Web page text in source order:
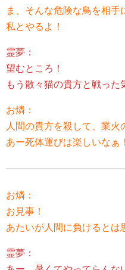
ま、そんな危険な鳥を相手
私とやるよ！
霊夢：
望むところ！
もう散々猫の貴方と戦った
お燐：
人間の貴方を殺して、業火
あー死体運びは楽しいなぁ！
お燐：
お見事！
あたいが人間に負けるとは
霊夢：